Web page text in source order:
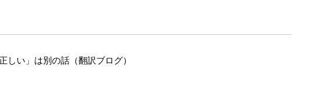
しい」は別の話（翻訳ブログ）